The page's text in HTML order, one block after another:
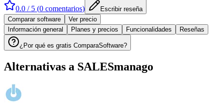
0.0 / 5 (0 comentarios)
Escribir reseña
Comparar software
Ver precio
Información general
Planes y precios Funcionalidades Reseñas
¿Por qué es gratis ComparaSoftware?
Alternativas a SALESmanago